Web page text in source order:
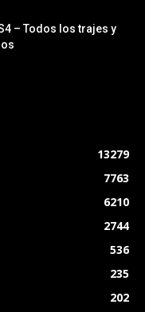
– Todos los trajes y
13279
7763
6210
2744
536
235
202